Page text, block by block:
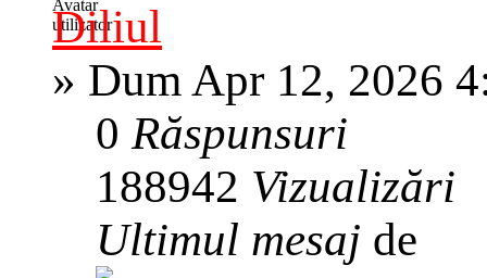
Diliul
» Dum Apr 12, 2026
0Răspunsuri
188942 Vizualizări
Ultimul mesaj de